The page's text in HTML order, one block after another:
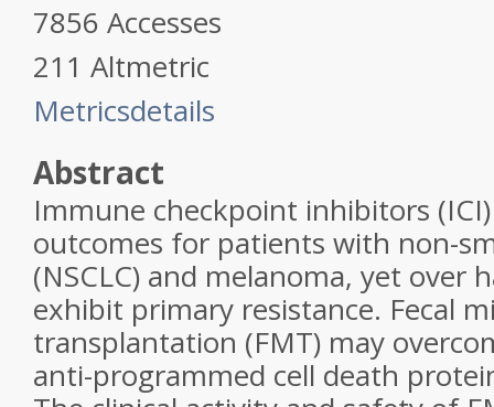
7856 Accesses
211 Altmetric
Metricsdetails
Abstract
Immune checkpoint inhibitors
outcomes for patients with non-
(NSCLC) and melanoma, yet over
exhibit primary resistance. Fecal
transplantation (FMT) may
anti-programmed cell death